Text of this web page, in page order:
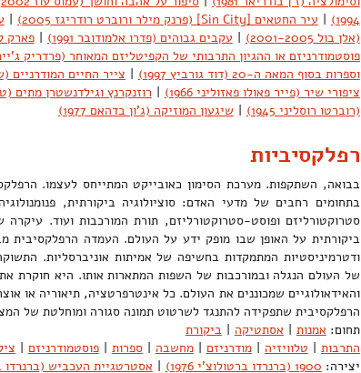
1994)
| עיר החטאים [Sin City] (פרנק מילר ורוברט רודריגז 2005) |
(אלן בול 2001-2005)
| עקבים גבוהים (פדרו אלמודובר 1991) | פארק
פוסטמודרניזם או ההגיון התרבותי של הקפיטליזם המאוחר (פרדריק ג'יימסון
וספרות בסוף המאה ה-20 (דוד גורביץ 1997)
| צייר החיים המודרניים
ציפורי שיר (פייר פאולו פאזוליני 1966)
| רוזנקרנץ וגילדנשטרן מתים (טום
(רוברטו רוסליני 1945)
| שיגעון המוזיקה (ג'ון בדהאם 1977)
רפלקסיביות
בבואה, השתקפות. מערכת הסימון כאובייקט המתייחס לעצמו.
בתחומים רחבים של מדעי האדם: סוציולוגיה ביקורתית,
סטרוקטורליזם ופוסט-סטרוקטורליזם, תורת המורכבות ועוד.
ביקורתית על האופן שבו מופק ידע על העולם. העמדה הרפלקסיבית
ודטרמיניסטיות המתמקדות בחשיפה של אמיתות אוניברסליות.
של העולם הנגלה ובמורכבות של השפות המתארות אותו. היא חוקרת את
והאידאולוגיים שמכוננים את העולם. כל אינטרפרטציה, תיאוריה או
הרפלקסיבית שתפקידה להתנגד לשרטוט תמונה סגורה ומוחלטת של
תחום: אמנות | אסתטיקה | ביקורת
התרבות | טלוויזיה | מודרניזם | מחשבה | ספרות | פוסטמודרניזם |
יצירה: 1900 (ברנרדו ברטולוצ'י 1976) | אסטרטגיית העכביש (ברנרדו